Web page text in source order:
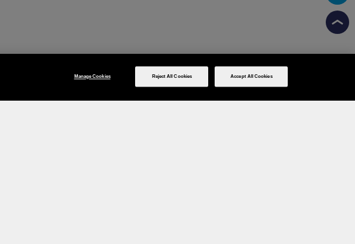
Manage Cookies Reject All Cookies Accept All Cookies